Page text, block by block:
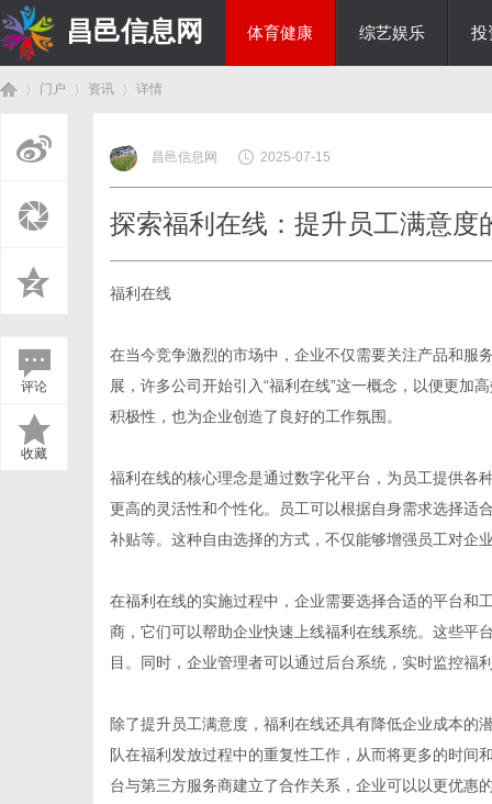
昌邑信息网 体育健康 综艺娱乐 投
门户 资讯
›
详情
评论
收藏
昌邑信息网 2025-07-15
探索福利在线：提升员工满意度
福利在线
在当今竞争激烈的市场中，企业不仅需要关注产品和服
展，许多公司开始引入“福利在线”这一概念，以便更加
积极性，也为企业创造了良好的工作氛围。
福利在线的核心理念是通过数字化平台，为员工提供各
更高的灵活性和个性化。员工可以根据自身需求选择适
补贴等。这种自由选择的方式，不仅能够增强员工对企
在福利在线的实施过程中，企业需要选择合适的平台和
商，它们可以帮助企业快速上线福利在线系统。这些平
目。同时，企业管理者可以通过后台系统，实时监控福
除了提升员工满意度，福利在线还具有降低企业成本的
队在福利发放过程中的重复性工作，从而将更多的时间
台与第三方服务商建立了合作关系，企业可以以更优惠